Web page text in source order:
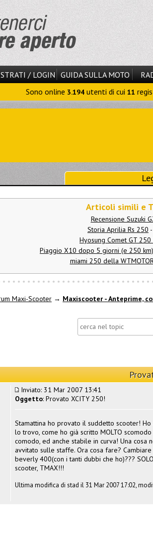
/ LOGIN GUIDA SULLA MOTO
Sono online 3.194 utenti di cui 11
Articoli simili e
Recensione Suzuki
Storia Aprilia Rs 250 -
Hyosung Comet GT 250
Piaggio X10 dopo 5 giorni (e 250 km)
miami 250 della
Maxi-Scooter → Maxiscooter - Anteprime,
Inviato: 31 Mar 2007 13:41
Oggetto: Provato XCITY 250!
Stamattina ho provato il suddetto scooter! Ho
lo trovo, come ho già scritto MOLTO
comodo, ed anche stabile in curva! Una
avvitato sulle staffe. Ora cosa fare?
beverly 400(con i tanti dubbi che ho)???
scooter, TMAX!!!
Ultima modifica di stad il 31 Mar 2007 17:02,